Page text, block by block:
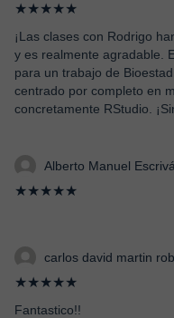
★★★★★
¡Las clases con Rodrigo
y es realmente agradable.
para un trabajo de
centrado por completo en
concretamente RStudio.
Alberto Manuel
★★★★★
carlos david martin
★★★★★
Fantastico!!